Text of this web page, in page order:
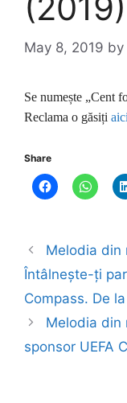
May 8, 2019 by
Se numește „Cent
Reclama o găsiți aici
Share
Melodia din
Întâlnește-ți
Compass. De
Melodia din
sponsor UEFA